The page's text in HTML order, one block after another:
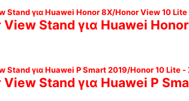
Stand για Huawei
Stand για Huawei P